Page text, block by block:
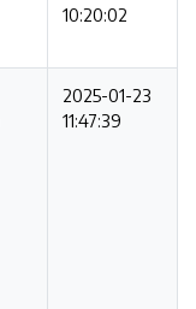
10:20:02
2025-01-23
11:47:39